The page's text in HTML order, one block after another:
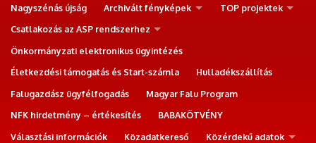
Nagyszénás újság
Archivált fényképek
TOP projektek
Csatlakozás az ASP rendszerhez
Önkormányzati elektronikus ügyintézés
Életkezdési támogatás és Start-számla
Hulladékszállítás
Falugazdász ügyfélfogadás
Magyar Falu Program
NFK hirdetmény – értékesítés
BABAKÖTVÉNY
Választási információk
Közadatkereső
Közérdekű adatok